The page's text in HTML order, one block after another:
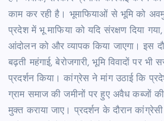
काम कर रही है। भूमाफियाओं से भूमि को
प्रदेश में भू माफिया को यदि संरक्षण दिया
आंदोलन को और व्यापक किया जाएगा। इस
बढ़ती महंगाई, बेरोजगारी, भूमि विवादों पर
प्रदर्शन किया। कांग्रेस ने मांग उठाई कि
ग्राम समाज की जमीनों पर हुए अवैध कब्जों
मुक्त कराया जाए। प्रदर्शन के दौरान